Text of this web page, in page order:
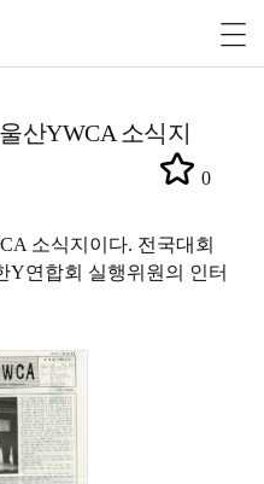
산YWCA 소식지
0
소식지이다. 전국대회
Y연합회 실행위원의 인터